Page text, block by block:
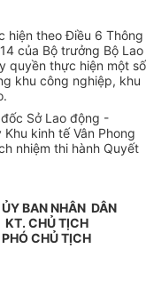
hiện theo Điều 6 Thông
của Bộ trưởng Bộ Lao
quyền thực hiện một số
khu công nghiệp, khu
Sở Lao động -
kinh tế Vân Phong
nhiệm thi hành Quyết
BAN NHÂN DÂN
KT. CHỦ TỊCH
PHÓ CHỦ TỊCH